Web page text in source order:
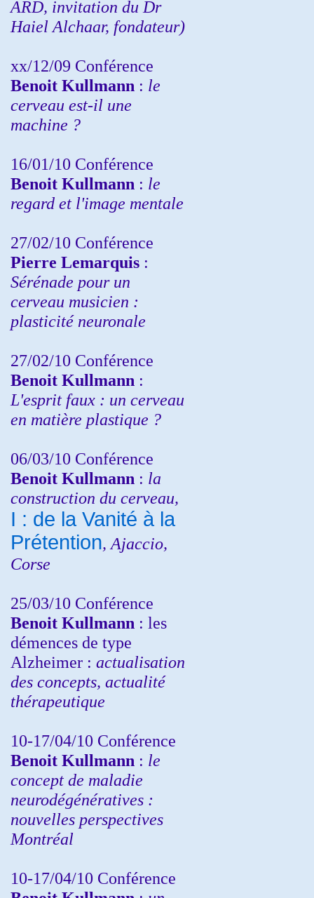
ARD, invitation du Dr
Haiel Alchaar, fondateur)
xx/12/09 Conférence
Benoit Kullmann : le
cerveau est-il une
machine ?
16/01/10 Conférence
Benoit Kullmann : le
regard et l'image mentale
27/02/10 Conférence
Pierre Lemarquis :
Sérénade pour un
cerveau musicien :
plasticité neuronale
27/02/10 Conférence
Benoit Kullmann :
L'esprit faux : un cerveau
en matière plastique ?
06/03/10 Conférence
Benoit Kullmann : la
construction du cerveau,
I : de la Vanité à la
Prétention, Ajaccio,
Corse
25/03/10 Conférence
Benoit Kullmann : les
démences de type
Alzheimer : actualisation
des concepts, actualité
thérapeutique
10-17/04/10 Conférence
Benoit Kullmann : le
concept de maladie
neurodégénératives :
nouvelles perspectives
Montréal
10-17/04/10 Conférence